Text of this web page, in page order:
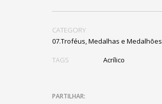
CATEGORY
07.Troféus, Medalhas e Medalhões
TAGS Acrílico